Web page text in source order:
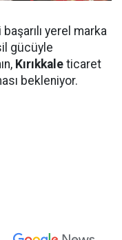
yerel marka
gücüyle
Kırıkkale ticaret
bekleniyor.